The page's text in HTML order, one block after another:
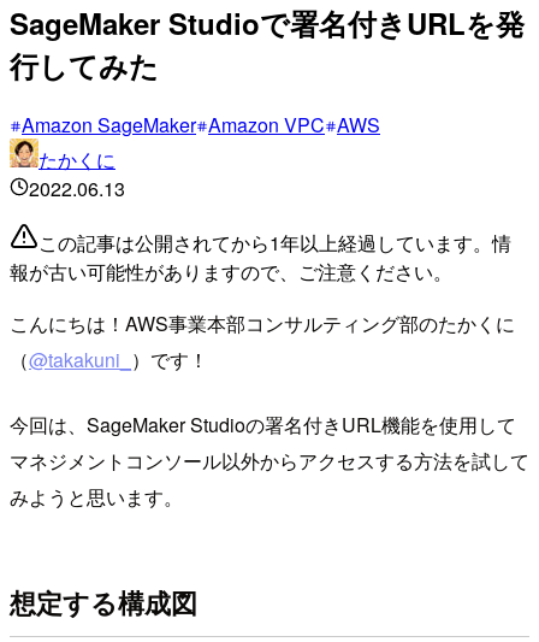
SageMaker Studioで署名付きURLを発
行してみた
Amazon SageMaker Amazon VPC AWS
たかくに
2022.06.13
この記事は公開されてから1年以上経過しています。情
報が古い可能性がありますので、ご注意ください。
こんにちは！AWS事業本部コンサルティング部のたかくに
（@takakuni_ ）です！
今回は、SageMaker Studioの署名付きURL機能を使用して
マネジメントコンソール以外からアクセスする方法を試して
みようと思います。
想定する構成図